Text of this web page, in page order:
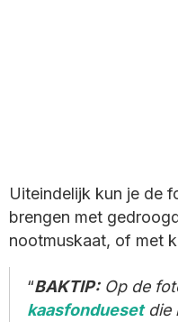
Uiteindelijk kun je de
brengen met
nootmuskaat, of met
BAKTIP:Op de
kaasfonduesetdie